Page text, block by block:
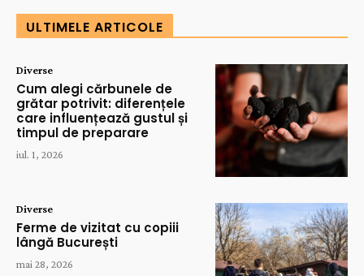
ULTIMELE ARTICOLE
Diverse
Cum alegi cărbunele de
grătar potrivit: diferențele
care influențează gustul și
timpul de preparare
iul. 1, 2026
Diverse
Ferme de vizitat cu copiii
lângă București
mai 28, 2026